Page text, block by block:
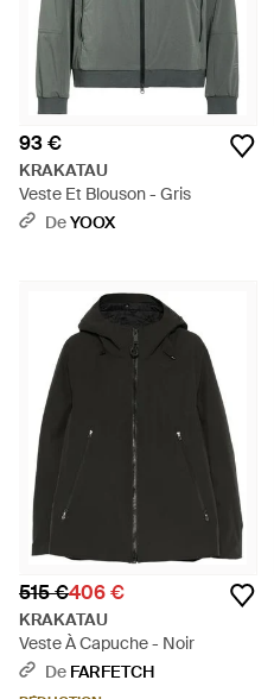
93 €
KRAKATAU
Veste Et Blouson - Gris
DeYOOX
515 €406 €
KRAKATAU
Veste À Capuche - Noir
De FARFETCH